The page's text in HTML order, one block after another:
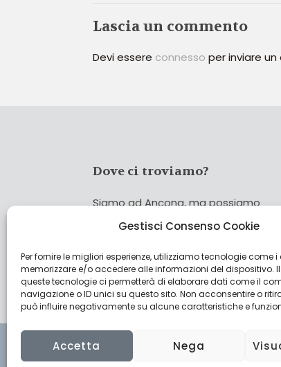
Gestisci Consenso Cookie
Per fornire le migliori esperienze, utilizziamo tecnologie come i
memorizzare e/o accedere alle informazioni del dispositivo.
queste tecnologie ci permetterà di elaborare dati come il
navigazione o ID unici su questo sito. Non acconsentire o
può influire negativamente su alcune caratteristiche e
Accetta Nega
Lascia un commento
Devi essere connesso per inviare
Dove ci troviamo?
Siamo ad Ancona, ma possiamo
coprire tutta Italia!
Cerca